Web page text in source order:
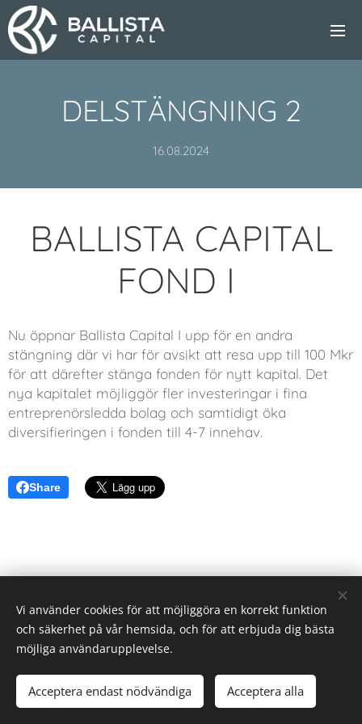
DELSTÄNGNING 2
16.08.2024
BALLISTA CAPITAL
FOND I
Nu öppnar Ballista Capital I upp för en andra
stängning där vi har för avsikt att resa upp till 100 Mkr
för att därefter stänga fonden för nytt kapital. Det
nya kapitalet möjliggör fler investeringar i fina
entreprenörsledda bolag och samtidigt öka
diversifieringen i fonden till 4-7 innehav.
Share
© 2024-2025 BALLISTA CAPITAL AB, Umeå | Stockholm
Cookies
Vi använder cookies för att möjliggöra en korrekt funktion
och säkerhet på vår hemsida, och för att erbjuda dig bästa
möjliga användarupplevelse.
Acceptera endast nödvändiga Acceptera alla